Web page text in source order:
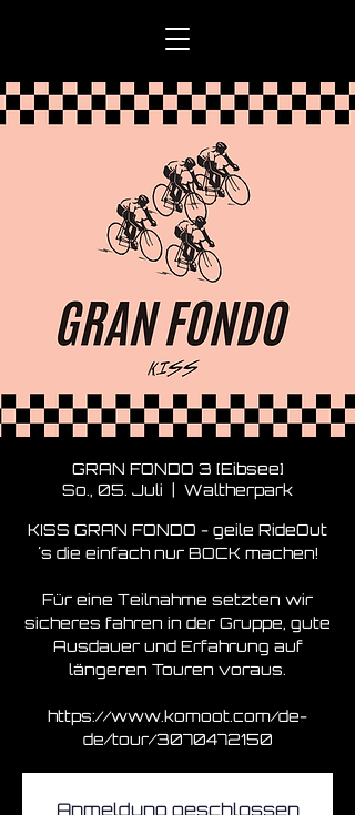
GRAN FONDO 3 [Eibsee]
So., 05. Juli
  |
Waltherpark
KISS GRAN FONDO - geile RideOut
´s die einfach nur BOCK machen!
Für eine Teilnahme setzten wir
sicheres fahren in der Gruppe, gute
Ausdauer und Erfahrung auf
längeren Touren voraus.
https://www.komoot.com/de-
de/tour/3070472150
Anmeldung geschlossen